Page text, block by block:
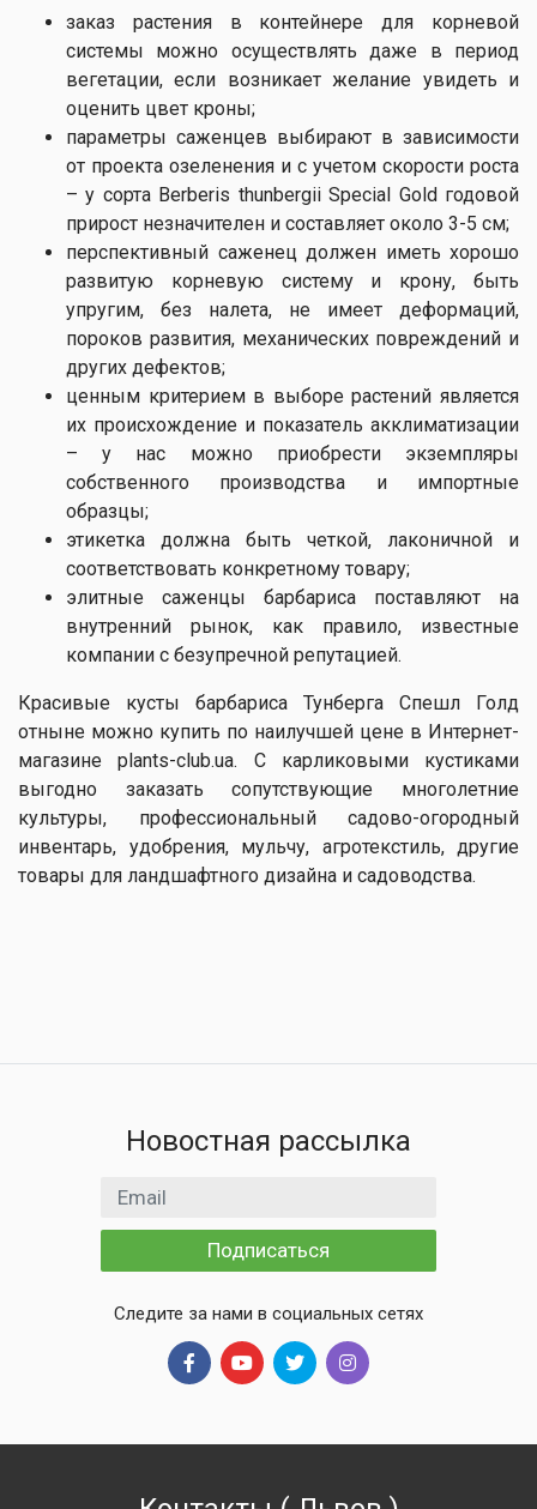
заказ растения в контейнере для корневой
системы можно осуществлять даже в период
вегетации, если возникает желание увидеть и
оценить цвет кроны;
параметры саженцев выбирают в зависимости
от проекта озеленения и с учетом скорости роста
– у сорта Berberis thunbergii Special Gold годовой
прирост незначителен и составляет около 3-5 см;
перспективный саженец должен иметь хорошо
развитую корневую систему и крону, быть
упругим, без налета, не имеет деформаций,
пороков развития, механических повреждений и
других дефектов;
ценным критерием в выборе растений является
их происхождение и показатель акклиматизации
– у нас можно приобрести экземпляры
собственного производства и импортные
образцы;
этикетка должна быть четкой, лаконичной и
соответствовать конкретному товару;
элитные саженцы барбариса поставляют на
внутренний рынок, как правило, известные
компании с безупречной репутацией.
Красивые кусты барбариса Тунберга Спешл Голд
отныне можно купить по наилучшей цене в Интернет-
магазине plants-club.ua. С карликовыми кустиками
выгодно заказать сопутствующие многолетние
культуры, профессиональный садово-огородный
инвентарь, удобрения, мульчу, агротекстиль, другие
товары для ландшафтного дизайна и садоводства.
Новостная рассылка
Email адрес
Подписаться
Следите за нами в социальных сетях